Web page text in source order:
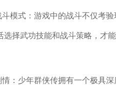
斗模式：游戏中的战斗不仅考
选择武功技能和战斗策略，才
情：少年群侠传拥有一个极具